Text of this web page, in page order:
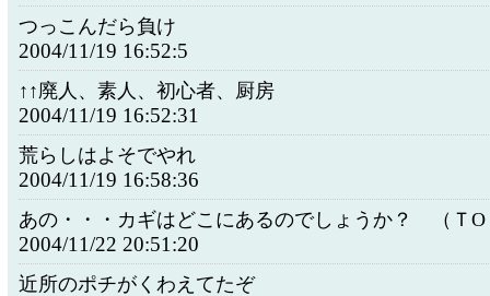
つっこんだら負け
2004/11/19 16:52:5
↑↑廃人、素人、初心者、厨房
2004/11/19 16:52:31
荒らしはよそでやれ
2004/11/19 16:58:36
あの・・・カギはどこにあるのでしょうか？ （ＴO
2004/11/22 20:51:20
近所のポチがくわえてたぞ